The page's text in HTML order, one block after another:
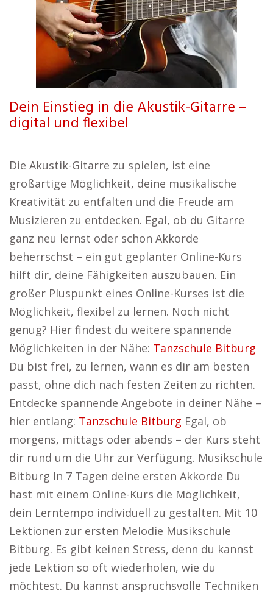
Dein Einstieg in die Akustik-Gitarre –
digital und flexibel
Die Akustik-Gitarre zu spielen, ist eine
großartige Möglichkeit, deine musikalische
Kreativität zu entfalten und die Freude am
Musizieren zu entdecken. Egal, ob du Gitarre
ganz neu lernst oder schon Akkorde
beherrschst – ein gut geplanter Online-Kurs
hilft dir, deine Fähigkeiten auszubauen. Ein
großer Pluspunkt eines Online-Kurses ist die
Möglichkeit, flexibel zu lernen. Noch nicht
genug? Hier findest du weitere spannende
Möglichkeiten in der Nähe: Tanzschule Bitburg
Du bist frei, zu lernen, wann es dir am besten
passt, ohne dich nach festen Zeiten zu richten.
Entdecke spannende Angebote in deiner Nähe –
hier entlang: Tanzschule Bitburg Egal, ob
morgens, mittags oder abends – der Kurs steht
dir rund um die Uhr zur Verfügung. Musikschule
Bitburg In 7 Tagen deine ersten Akkorde Du
hast mit einem Online-Kurs die Möglichkeit,
dein Lerntempo individuell zu gestalten. Mit 10
Lektionen zur ersten Melodie Musikschule
Bitburg. Es gibt keinen Stress, denn du kannst
jede Lektion so oft wiederholen, wie du
möchtest. Du kannst anspruchsvolle Techniken